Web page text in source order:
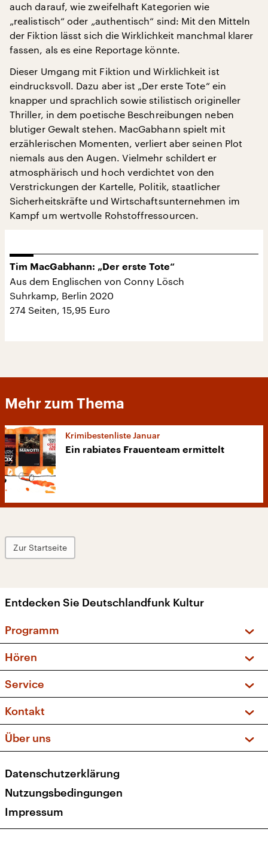
auch darauf, wie zweifelhaft Kategorien wie
„realistisch“ oder „authentisch“ sind: Mit den Mitteln
der Fiktion lässt sich die Wirklichkeit manchmal klarer
fassen, als es eine Reportage könnte.
Dieser Umgang mit Fiktion und Wirklichkeit ist
eindrucksvoll. Dazu aber ist „Der erste Tote“ ein
knapper und sprachlich sowie stilistisch origineller
Thriller, in dem poetische Beschreibungen neben
blutiger Gewalt stehen. MacGabhann spielt mit
erzählerischen Momenten, verliert aber seinen Plot
niemals aus den Augen. Vielmehr schildert er
atmosphärisch und hoch verdichtet von den
Verstrickungen der Kartelle, Politik, staatlicher
Sicherheitskräfte und Wirtschaftsunternehmen im
Kampf um wertvolle Rohstoffressourcen.
Tim MacGabhann: „Der erste Tote“
Aus dem Englischen von Conny Lösch
Suhrkamp, Berlin 2020
274 Seiten, 15,95 Euro
Mehr zum Thema
Krimibestenliste Januar
Ein rabiates Frauenteam ermittelt
Zur Startseite
Entdecken Sie Deutschlandfunk Kultur
Programm
Sendungen und Podcasts
Musikliste
Kakadu – Das Kinderprogramm
Hören
Frequenzen (UKW + DAB+)
Service
FAQ
Apps
Newsletter
Veranstaltungen
Kontakt
Social Media
Über uns
Presse
Karriere
Transparenz
Datenschutzerklärung
Nutzungsbedingungen
Impressum